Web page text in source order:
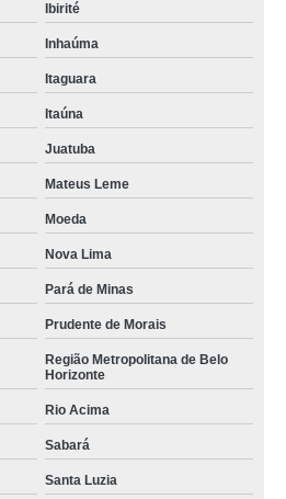
Ibirité
Inhaúma
Itaguara
Itaúna
Juatuba
Mateus Leme
Moeda
Nova Lima
Pará de Minas
Prudente de Morais
Região Metropolitana de Belo
Horizonte
Rio Acima
Sabará
Santa Luzia